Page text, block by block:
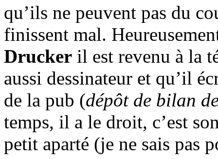
qu’ils ne peuvent pas du
finissent mal.
Drucker il est revenu à la
aussi dessinateur et qu’il
de la pub (dépôt de bilan
temps, il a le droit, c’est
petit aparté (je ne sais pas